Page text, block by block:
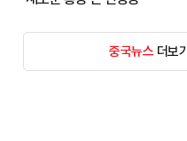
중국뉴스더보기